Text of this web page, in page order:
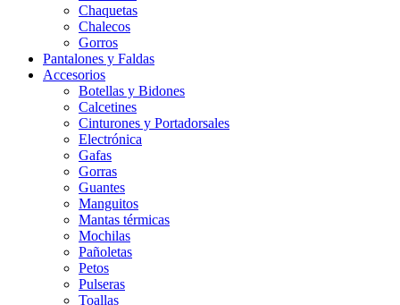
Chaquetas
Chalecos
Gorros
Pantalones y Faldas
Accesorios
Botellas y Bidones
Calcetines
Cinturones y Portadorsales
Electrónica
Gafas
Gorras
Guantes
Manguitos
Mantas térmicas
Mochilas
Pañoletas
Petos
Pulseras
Toallas